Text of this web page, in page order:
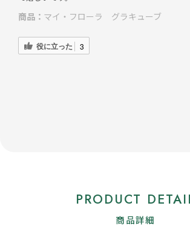
商品： マイ・フローラ グラキューブ
役に立った 3
PRODUCT
商品詳細